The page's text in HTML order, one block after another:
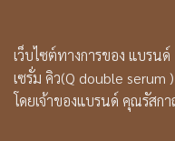
เว็บไซต์ทางการของ แบรนด์
เซรั่ม คิว(Q double serum )
โดยเจ้าของแบรนด์ คุณรัสก